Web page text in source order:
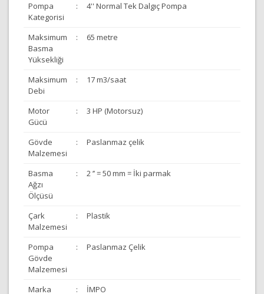
Pompa
Kategorisi
: 4'' Normal Tek Dalgıç Pompa
Maksimum
Basma
Yüksekliği
: 65 metre
Maksimum
Debi
: 17 m3/saat
Motor
Gücü
: 3 HP (Motorsuz)
Gövde
Malzemesi
: Paslanmaz çelik
Basma
Ağzı
Ölçüsü
: 2 ’’ = 50 mm = İki parmak
Çark
Malzemesi
: Plastik
Pompa
Gövde
Malzemesi
: Paslanmaz Çelik
Marka : İMPO